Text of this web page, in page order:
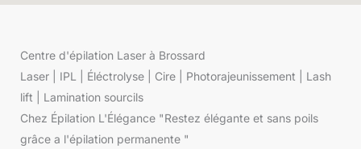
Centre d'épilation Laser à Brossard
Laser | IPL | Éléctrolyse | Cire | Photorajeunissement | Lash
lift | Lamination sourcils
Chez Épilation L'Élégance "Restez élégante et sans poils
grâce a l'épilation permanente "